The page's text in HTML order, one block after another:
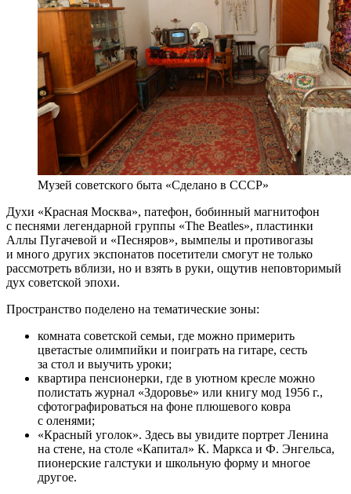
Музей советского быта «Сделано в СССР»
Духи «Красная Москва», патефон, бобинный магнитофон
с песнями легендарной группы «The Beatles», пластинки
Аллы Пугачевой и «Песняров», вымпелы и противогазы
и много других экспонатов посетители смогут не только
рассмотреть вблизи, но и взять в руки, ощутив неповторимый
дух советской эпохи.
Пространство поделено на тематические зоны:
комната советской семьи, где можно примерить
цветастые олимпийки и поиграть на гитаре, сесть
за стол и выучить уроки;
квартира пенсионерки, где в уютном кресле можно
полистать журнал «Здоровье» или книгу мод 1956 г.,
сфотографироваться на фоне плюшевого ковра
с оленями;
«Красный уголок». Здесь вы увидите портрет Ленина
на стене, на столе «Капитал» К. Маркса и Ф. Энгельса,
пионерские галстуки и школьную форму и многое
другое.